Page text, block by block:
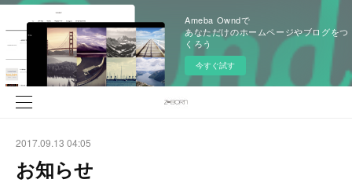
Ameba Owndで
あなただけのホームページやブログをつ
くろう
今すぐ試す
2017.09.13 04:05
お知らせ